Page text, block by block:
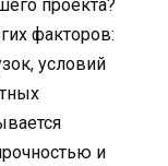
проекта?
факторов:
условий
и